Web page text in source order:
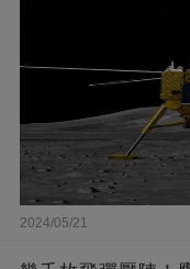
2024/05/21